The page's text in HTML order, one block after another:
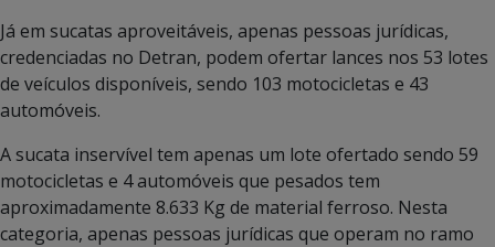
Já em sucatas aproveitáveis, apenas pessoas jurídicas,
credenciadas no Detran, podem ofertar lances nos 53 lotes
de veículos disponíveis, sendo 103 motocicletas e 43
automóveis.
A sucata inservível tem apenas um lote ofertado sendo 59
motocicletas e 4 automóveis que pesados tem
aproximadamente 8.633 Kg de material ferroso. Nesta
categoria, apenas pessoas jurídicas que operam no ramo